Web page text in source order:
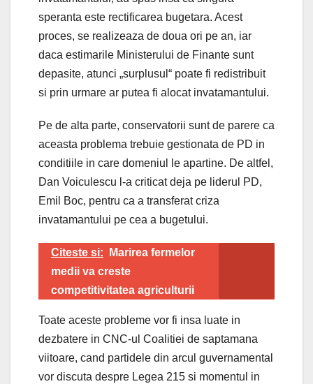
speranta este rectificarea bugetara. Acest
proces, se realizeaza de doua ori pe an, iar
daca estimarile Ministerului de Finante sunt
depasite, atunci „surplusul“ poate fi redistribuit
si prin urmare ar putea fi alocat invatamantului.
Pe de alta parte, conservatorii sunt de parere ca
aceasta problema trebuie gestionata de PD in
conditiile in care domeniul le apartine. De altfel,
Dan Voiculescu l-a criticat deja pe liderul PD,
Emil Boc, pentru ca a transferat criza
invatamantului pe cea a bugetului.
Citeste si:
Marirea fermelor
medii va creste
competitivitatea agriculturii
Toate aceste probleme vor fi insa luate in
dezbatere in CNC-ul Coalitiei de saptamana
viitoare, cand partidele din arcul guvernamental
vor discuta despre Legea 215 si momentul in